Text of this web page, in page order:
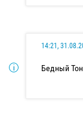
14:21,
Бедный